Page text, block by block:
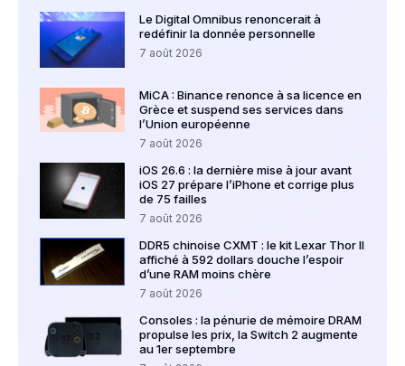
Le Digital Omnibus renoncerait à
redéfinir la donnée personnelle
7 août 2026
MiCA : Binance renonce à sa licence en
Grèce et suspend ses services dans
l’Union européenne
7 août 2026
iOS 26.6 : la dernière mise à jour avant
iOS 27 prépare l’iPhone et corrige plus
de 75 failles
7 août 2026
DDR5 chinoise CXMT : le kit Lexar Thor II
affiché à 592 dollars douche l’espoir
d’une RAM moins chère
7 août 2026
Consoles : la pénurie de mémoire DRAM
propulse les prix, la Switch 2 augmente
au 1er septembre